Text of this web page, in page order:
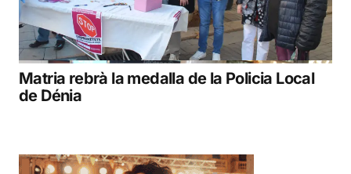
Matria rebrà la medalla de la Policia Local
de Dénia